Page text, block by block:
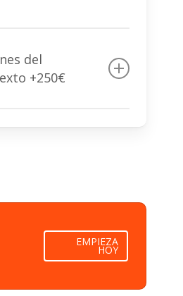
del
+250€
EMPIEZA
HOY